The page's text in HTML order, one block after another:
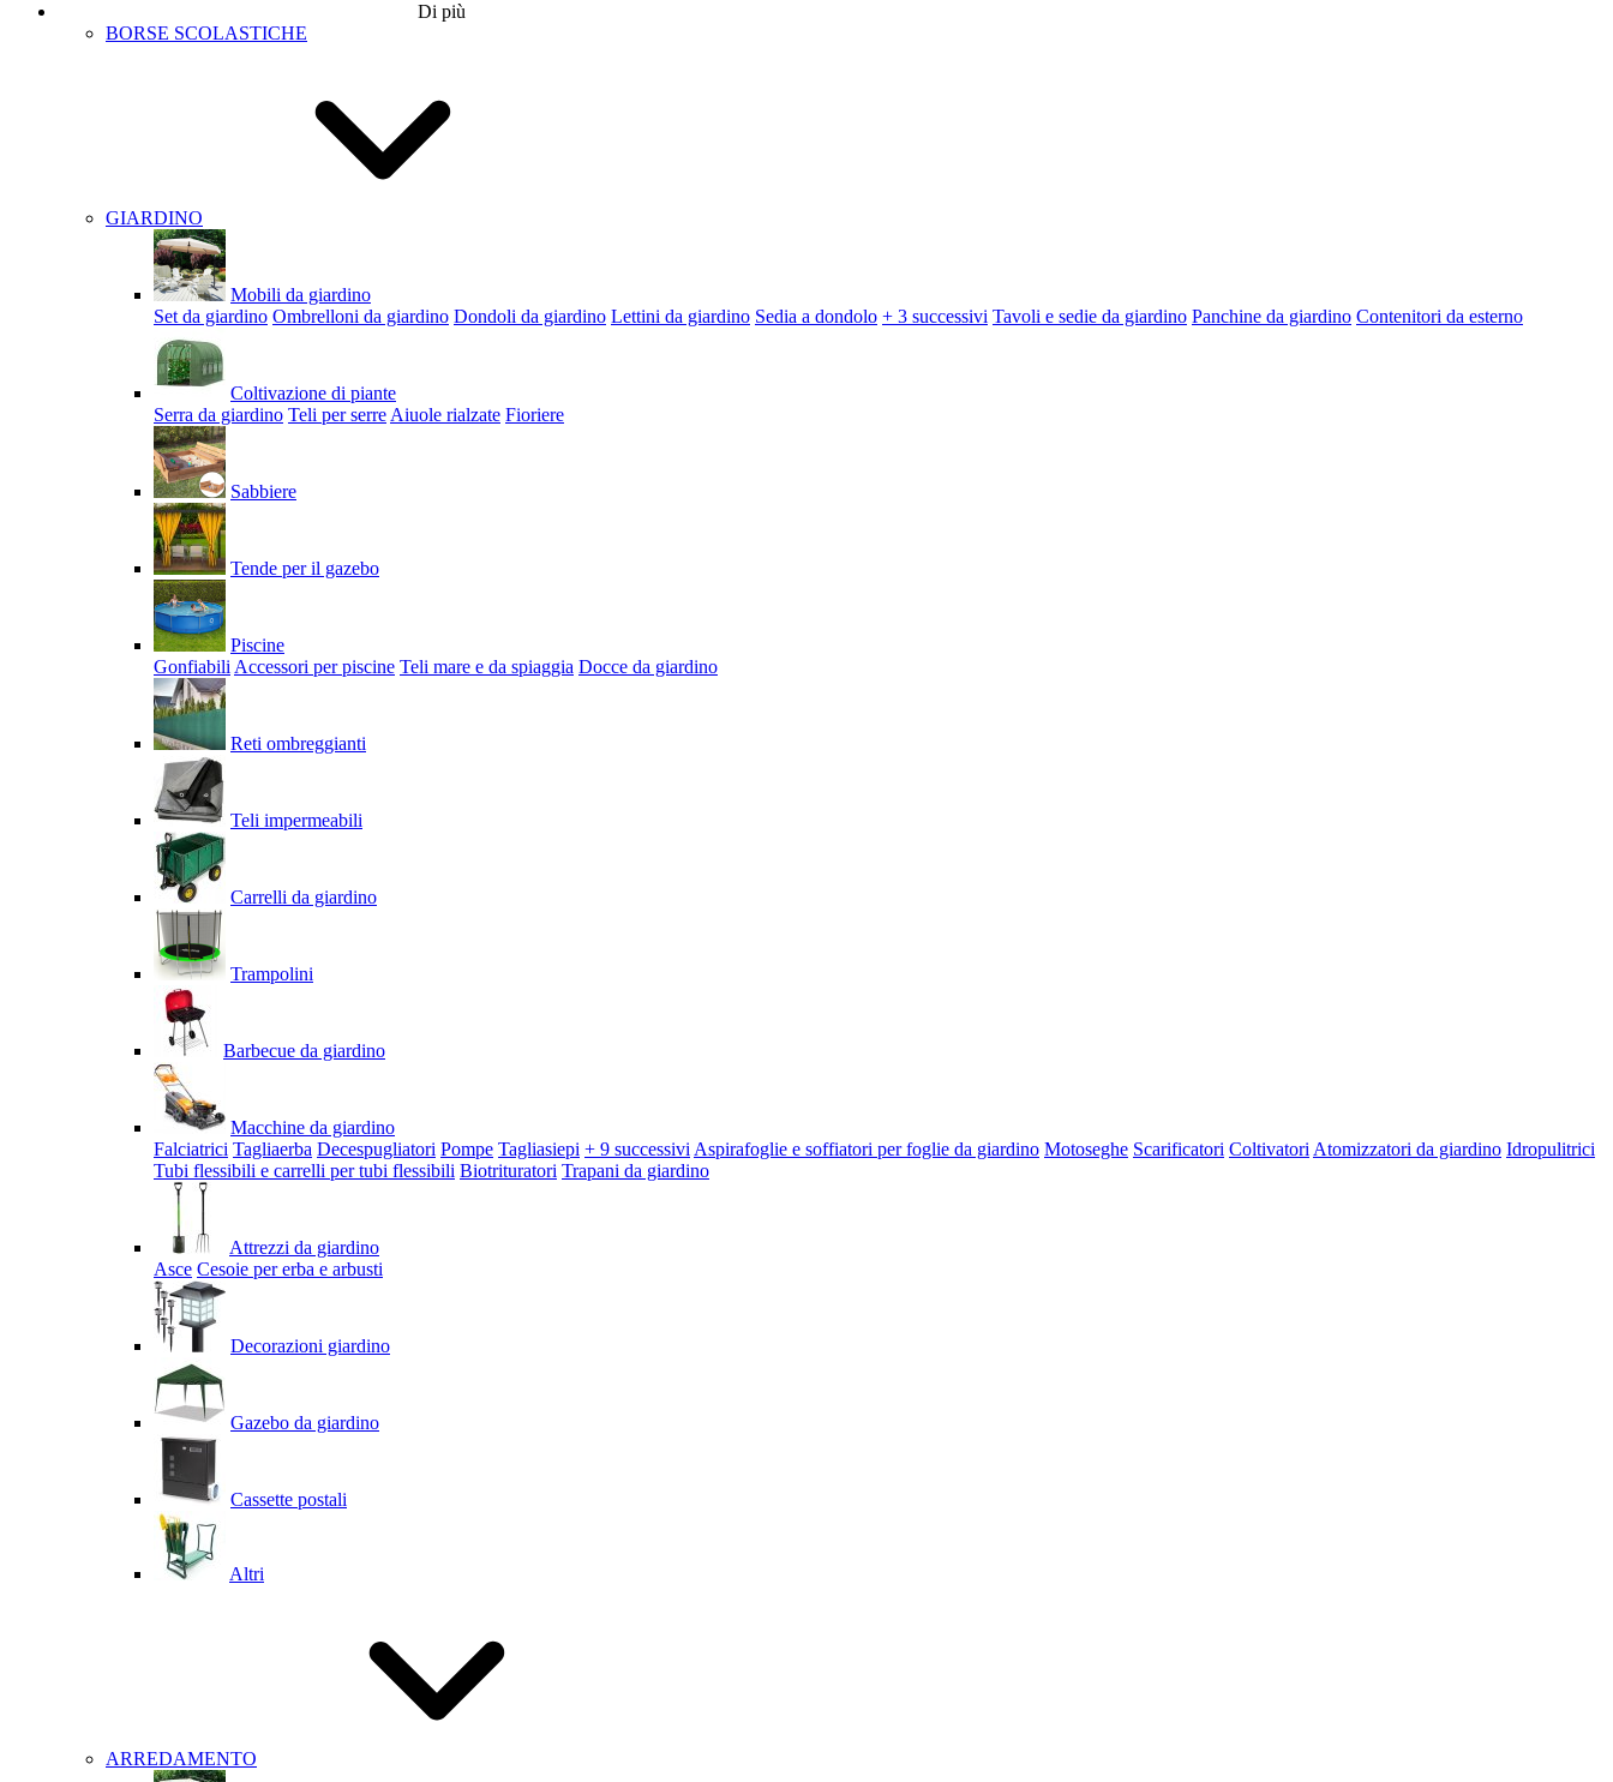
Di più
BORSE SCOLASTICHE
GIARDINO
Mobili da giardino
Set da giardino Ombrelloni da giardino Dondoli da giardino Lettini da giardino Sedia a dondolo + 3 successivi Tavoli e sedie da giardino Panchine da giardino Contenitori da esterno
Coltivazione di piante
Serra da giardino Teli per serre Aiuole rialzate Fioriere
Sabbiere
Tende per il gazebo
Piscine
Gonfiabili Accessori per piscine Teli mare e da spiaggia Docce da giardino
Reti ombreggianti
Teli impermeabili
Carrelli da giardino
Trampolini
Barbecue da giardino
Macchine da giardino
Falciatrici Tagliaerba Decespugliatori Pompe Tagliasiepi + 9 successivi Aspirafoglie e soffiatori per foglie da giardino Motoseghe Scarificatori Coltivatori Atomizzatori da giardino Idropulitrici
Tubi flessibili e carrelli per tubi flessibili Biotrituratori Trapani da giardino
Attrezzi da giardino
Asce Cesoie per erba e arbusti
Decorazioni giardino
Gazebo da giardino
Cassette postali
Altri
ARREDAMENTO